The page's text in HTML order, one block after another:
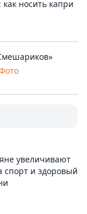
носить капри
увеличивают
спорт и здоровый